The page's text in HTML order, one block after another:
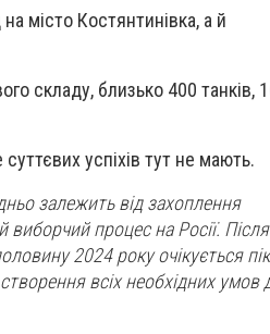
місто Костянтинівка, а й
складу, близько 400 танків,
успіхів тут не мають.
залежить від захоплення
процес на Росії. Після
2024 року очікується пік
всіх необхідних умов